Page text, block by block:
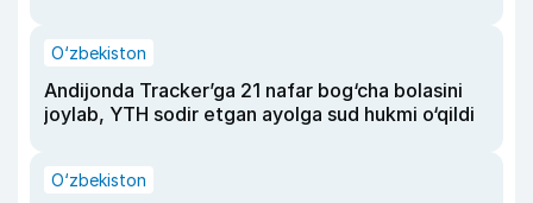
O‘zbekiston
Andijonda Tracker’ga 21 nafar bog‘cha bolasini
joylab, YTH sodir etgan ayolga sud hukmi o‘qildi
O‘zbekiston